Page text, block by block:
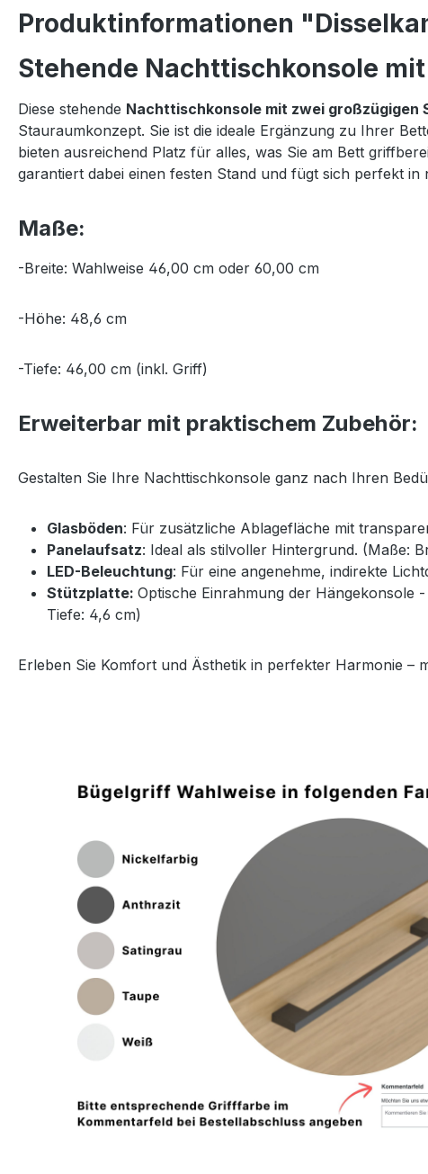
Produktinformationen
Stehende Nachttischkonsole
Diese stehende Nachttischkonsole mit zwei großzügigen
Stauraumkonzept. Sie ist die ideale Ergänzung zu Ihrer
bieten ausreichend Platz für alles, was Sie am Bett
garantiert dabei einen festen Stand und fügt sich perfekt
Maße:
-Breite: Wahlweise 46,00 cm oder 60,00 cm
-Höhe: 48,6 cm
-Tiefe: 46,00 cm (inkl. Griff)
Erweiterbar mit praktischem Zubehör:
Gestalten Sie Ihre Nachttischkonsole ganz nach Ihren
Glasböden: Für zusätzliche Ablagefläche mit
Panelaufsatz: Ideal als stilvoller Hintergrund. (Maße:
LED-Beleuchtung: Für eine angenehme, indirekte
Stützplatte: Optische Einrahmung der Hängekonsole
Tiefe: 4,6 cm)
Erleben Sie Komfort und Ästhetik in perfekter Harmonie